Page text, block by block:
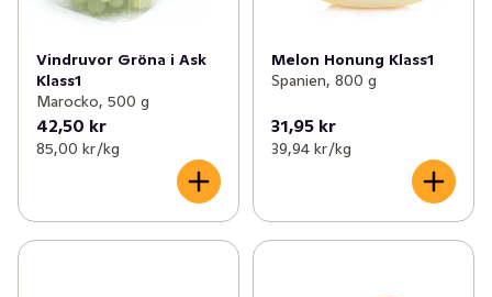
Vindruvor Gröna i Ask
Klass1
Marocko, 500 g
42,50 kr
85,00 kr /kg
Melon Honung Klass1
Spanien, 800 g
31,95 kr
39,94 kr /kg